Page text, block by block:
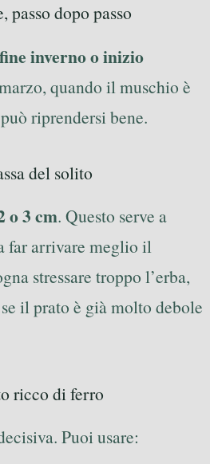
dopo passo
fine inverno o inizio
quando il muschio è
riprendersi bene.
del solito
o 3 cm. Questo serve a
far arrivare meglio il
stressare troppo l’erba,
il prato è già molto debole
ricco di ferro
Puoi usare: